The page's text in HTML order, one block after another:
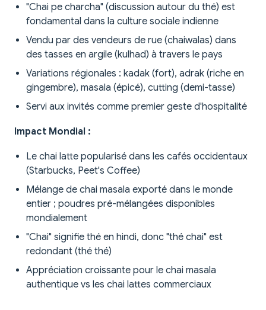
"Chai pe charcha" (discussion autour du thé) est
fondamental dans la culture sociale indienne
Vendu par des vendeurs de rue (chaiwalas) dans
des tasses en argile (kulhad) à travers le pays
Variations régionales : kadak (fort), adrak (riche en
gingembre), masala (épicé), cutting (demi-tasse)
Servi aux invités comme premier geste d'hospitalité
Impact Mondial :
Le chai latte popularisé dans les cafés occidentaux
(Starbucks, Peet's Coffee)
Mélange de chai masala exporté dans le monde
entier ; poudres pré-mélangées disponibles
mondialement
"Chai" signifie thé en hindi, donc "thé chai" est
redondant (thé thé)
Appréciation croissante pour le chai masala
authentique vs les chai lattes commerciaux